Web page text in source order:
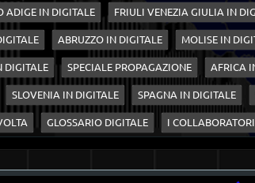
ADIGE IN DIGITALE FRIULI VENEZIA GIULIA IN
ABRUZZO IN DIGITALE MOLISE IN
DIGITALE SPECIALE PROPAGAZIONE AFRICA
SLOVENIA IN DIGITALE SPAGNA IN DIGITALE
GLOSSARIO DIGITALE I COLLABORATORI